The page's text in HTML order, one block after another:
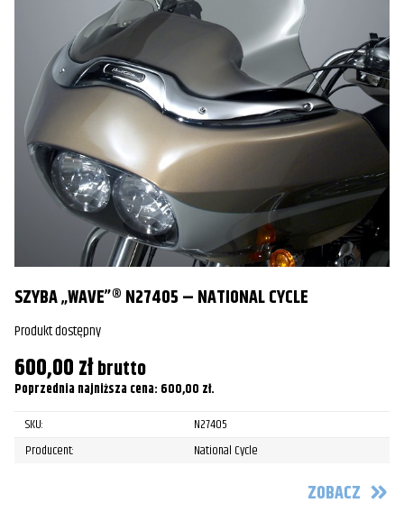
SZYBA „WAVE”® N27405 – NATIONAL CYCLE
Produkt dostępny
600,00złbrutto
Poprzednia najniższa cena: 600,00 zł.
SKU:
N27405
Producent:
National Cycle
ZOBACZ